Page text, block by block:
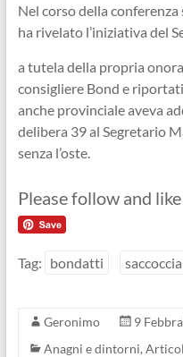
Nel corso della
ha rivelato l’iniziativa del
a tutela della propria
consigliere Bond e
anche provinciale aveva
delibera 39 al Segretario
senza l’oste.
Please follow and
Tag: bondatti saccoccia
Geronimo
9
Anagni e dintorni,